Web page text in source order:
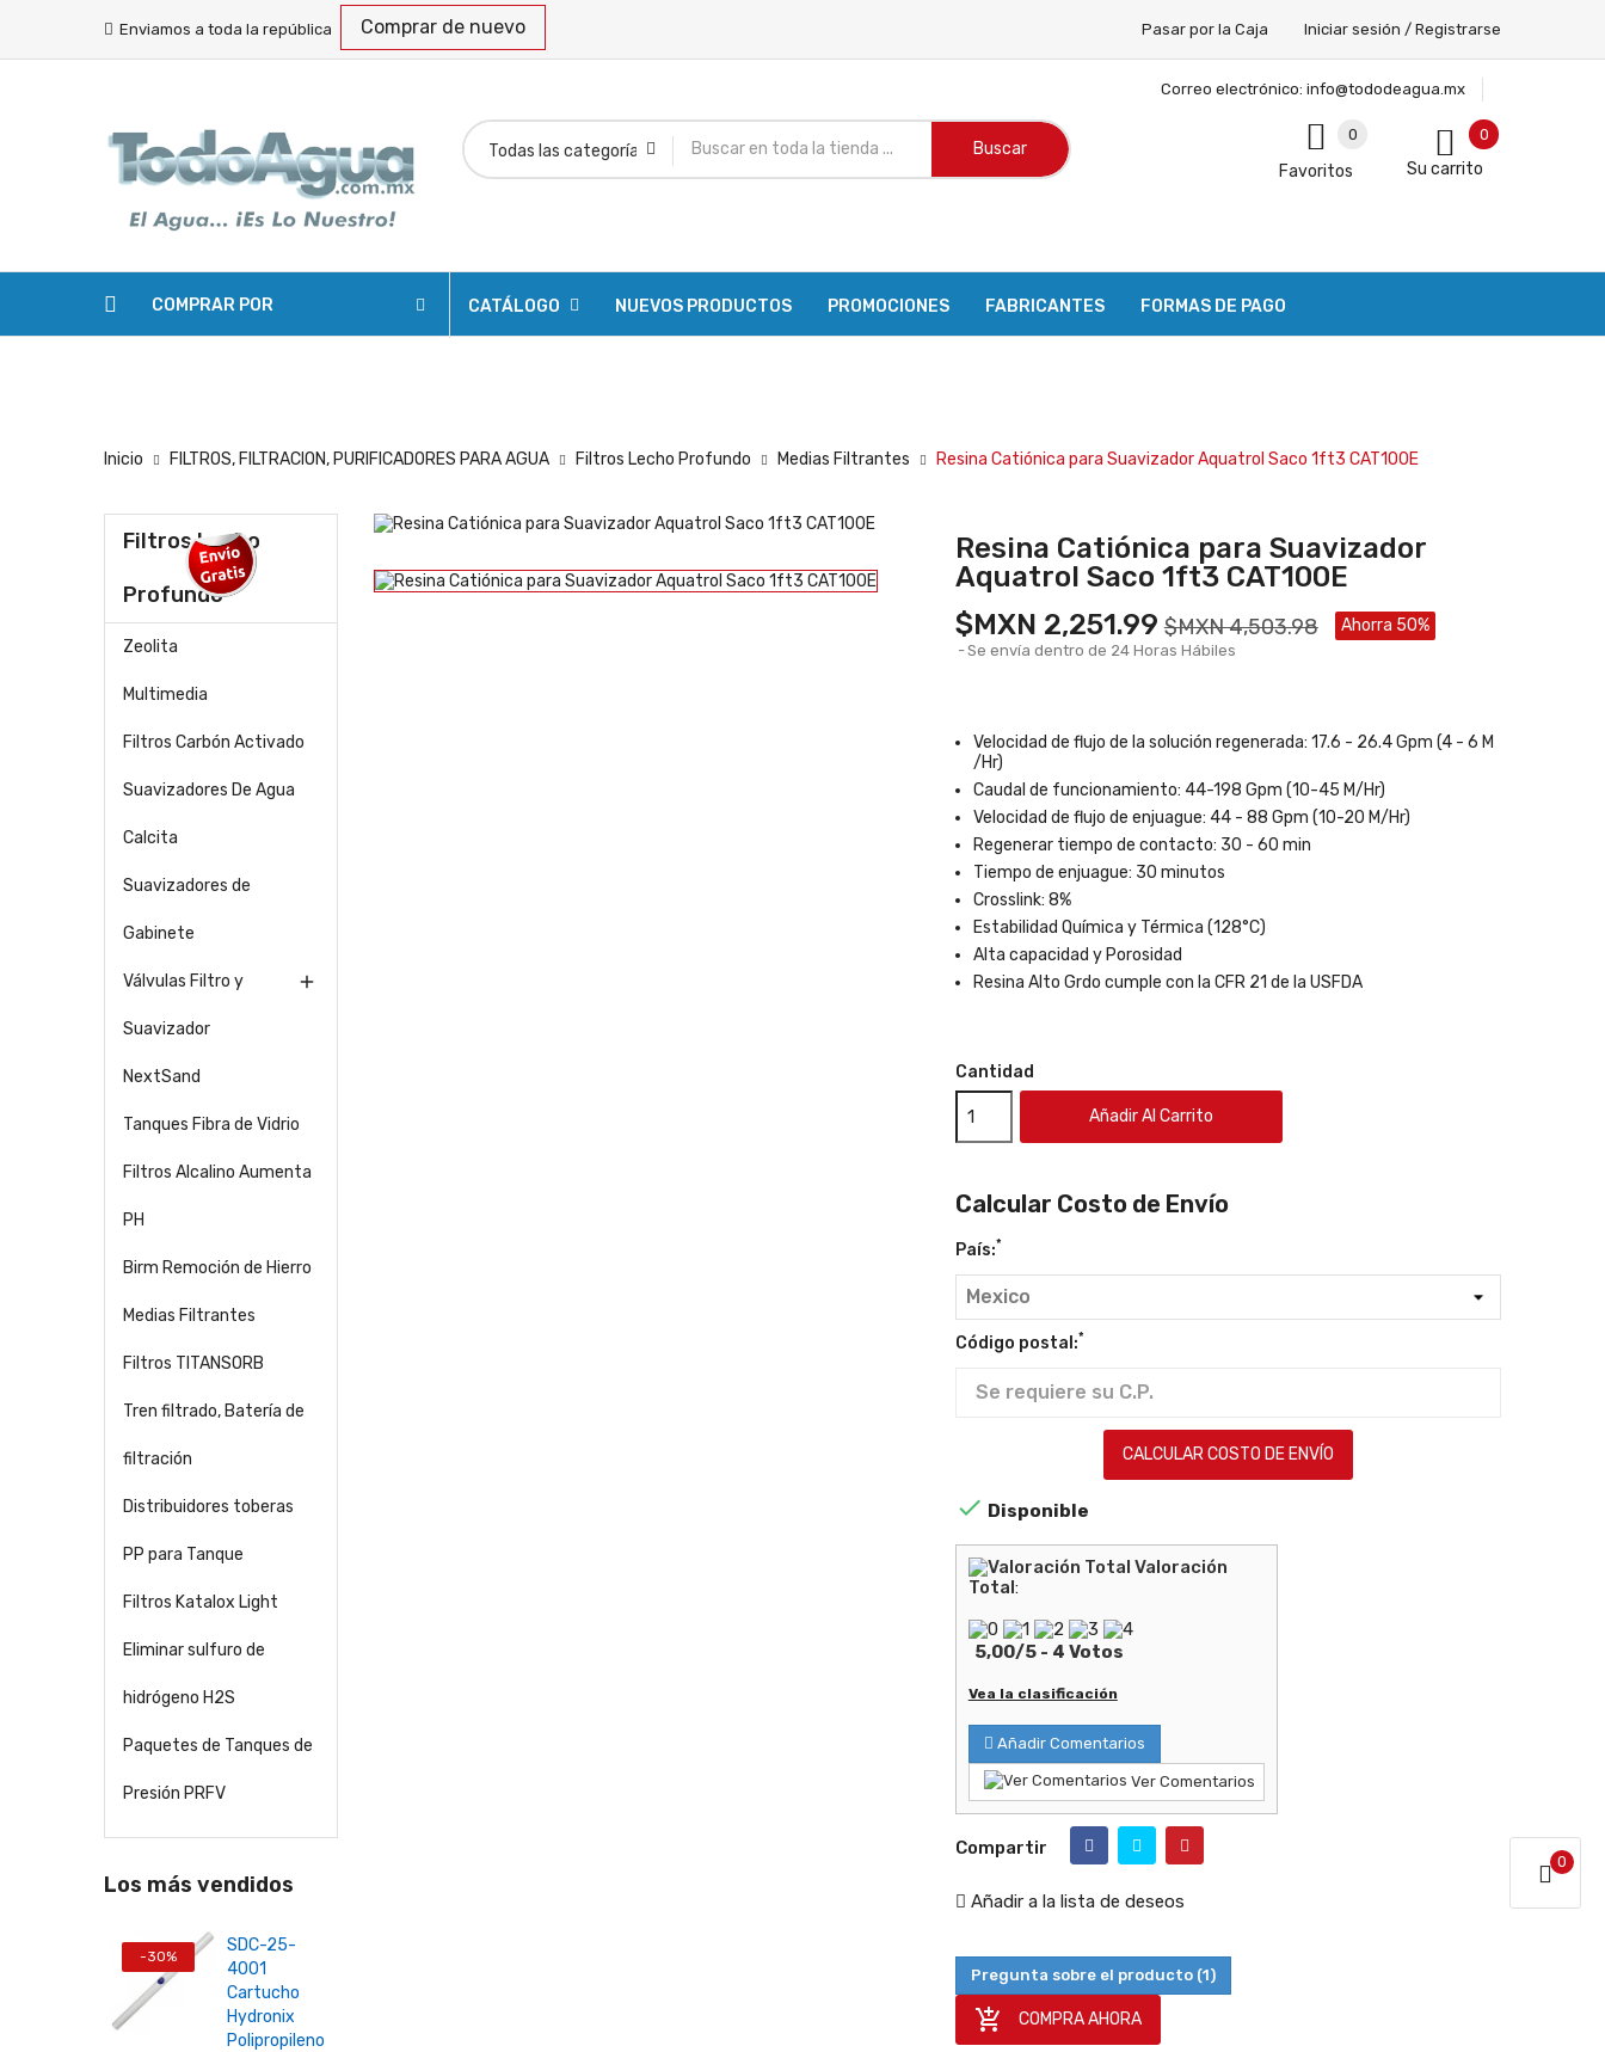
Enviamos a toda la república Comprar de nuevo Iniciar sesión / Registrarse
Pasar por la Caja
Correo electrónico: info@tododeagua.mx
Buscar
0
Su carrito
0
0
Favoritos
COMPRAR POR CATÁLOGO NUEVOS PRODUCTOS PROMOCIONES FABRICANTES FORMAS DE PAGO
Inicio FILTROS, FILTRACION, PURIFICADORES PARA AGUA Filtros Lecho Profundo Medias Filtrantes Resina Catiónica para Suavizador Aquatrol Saco 1ft3 CAT100E
Filtros Lecho
Profundo
Zeolita
Multimedia
Filtros Carbón Activado
Suavizadores De Agua
Calcita
Suavizadores de
Gabinete
Válvulas Filtro y
Suavizador

NextSand
Tanques Fibra de Vidrio
Filtros Alcalino Aumenta
PH
Birm Remoción de Hierro
Medias Filtrantes
Filtros TITANSORB
Tren filtrado, Batería de
filtración
Distribuidores toberas
PP para Tanque
Filtros Katalox Light
Eliminar sulfuro de
hidrógeno H2S
Paquetes de Tanques de
Presión PRFV
Los más vendidos
-30%
SDC-25-
4001
Cartucho
Hydronix
Polipropileno
Resina Catiónica para Suavizador
Aquatrol Saco 1ft3 CAT100E
$MXN 2,251.99 $MXN 4,503.98 Ahorra 50%
Se envía dentro de 24 Horas Hábiles
Velocidad de flujo de la solución regenerada: 17.6 - 26.4 Gpm (4 - 6 M
/Hr)
Caudal de funcionamiento: 44-198 Gpm (10-45 M/Hr)
Velocidad de flujo de enjuague: 44 - 88 Gpm (10-20 M/Hr)
Regenerar tiempo de contacto: 30 - 60 min
Tiempo de enjuague: 30 minutos
Crosslink: 8%
Estabilidad Química y Térmica (128°C)
Alta capacidad y Porosidad
Resina Alto Grdo cumple con la CFR 21 de la USFDA
Cantidad
Añadir Al Carrito
Calcular Costo de Envío
País:*
Código postal:*
CALCULAR COSTO DE ENVÍO
 Disponible
Valoración
Total:
5,00/5- 4 Votos
Vea la clasificación
Añadir Comentarios
Ver Comentarios
Compartir
Añadir a la lista de deseos
Pregunta sobre el producto (1)
 COMPRA AHORA